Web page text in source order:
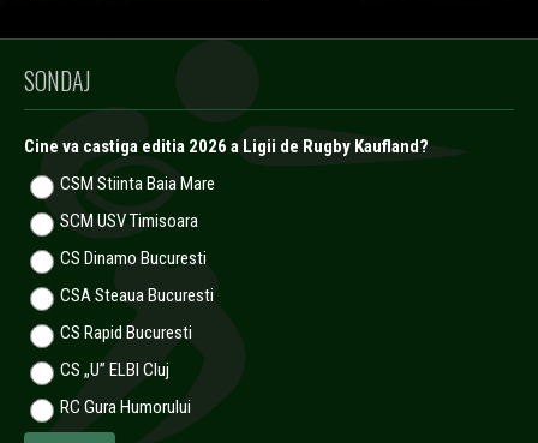
SONDAJ
Cine va castiga editia 2026 a Ligii de Rugby Kaufland?
CSM Stiinta Baia Mare
SCM USV Timisoara
CS Dinamo Bucuresti
CSA Steaua Bucuresti
CS Rapid Bucuresti
CS „U” ELBI Cluj
RC Gura Humorului